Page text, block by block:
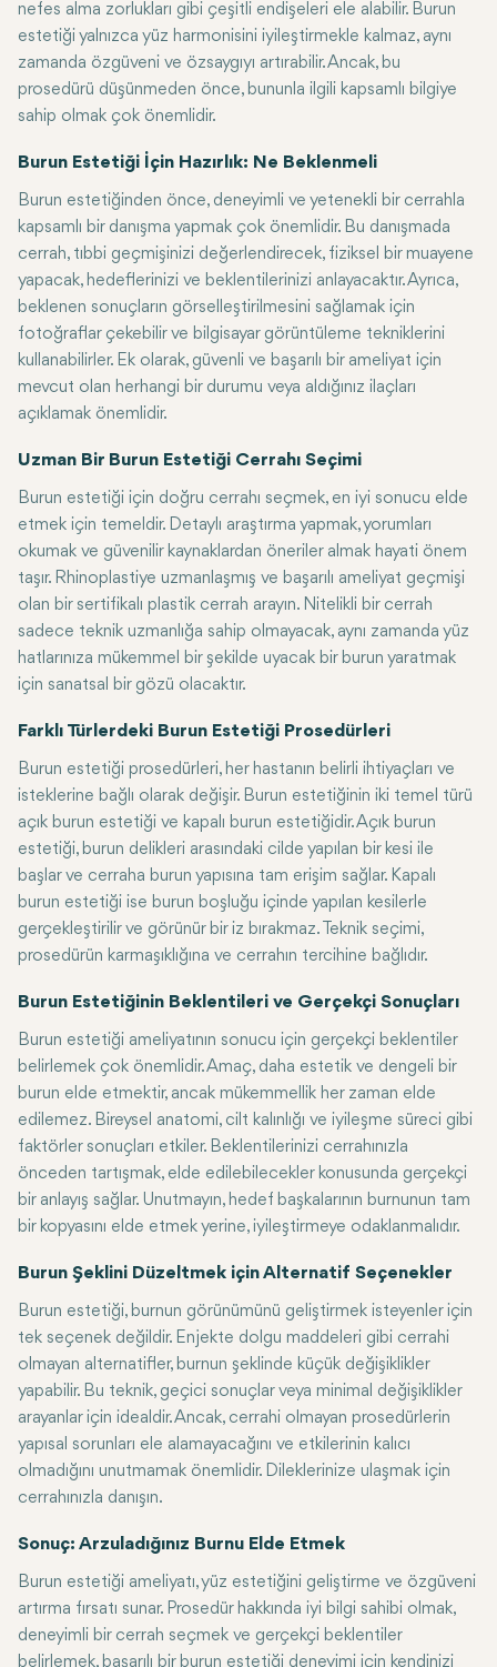
nefes alma zorlukları gibi çeşitli endişeleri ele alabilir. Burun
estetiği yalnızca yüz harmonisini iyileştirmekle kalmaz, aynı
zamanda özgüveni ve özsaygıyı artırabilir. Ancak, bu
prosedürü düşünmeden önce, bununla ilgili kapsamlı bilgiye
sahip olmak çok önemlidir.
Burun Estetiği İçin Hazırlık: Ne Beklenmeli
Burun estetiğinden önce, deneyimli ve yetenekli bir cerrahla
kapsamlı bir danışma yapmak çok önemlidir. Bu danışmada
cerrah, tıbbi geçmişinizi değerlendirecek, fiziksel bir muayene
yapacak, hedeflerinizi ve beklentilerinizi anlayacaktır. Ayrıca,
beklenen sonuçların görselleştirilmesini sağlamak için
fotoğraflar çekebilir ve bilgisayar görüntüleme tekniklerini
kullanabilirler. Ek olarak, güvenli ve başarılı bir ameliyat için
mevcut olan herhangi bir durumu veya aldığınız ilaçları
açıklamak önemlidir.
Uzman Bir Burun Estetiği Cerrahı Seçimi
Burun estetiği için doğru cerrahı seçmek, en iyi sonucu elde
etmek için temeldir. Detaylı araştırma yapmak, yorumları
okumak ve güvenilir kaynaklardan öneriler almak hayati önem
taşır. Rhinoplastiye uzmanlaşmış ve başarılı ameliyat geçmişi
olan bir sertifikalı plastik cerrah arayın. Nitelikli bir cerrah
sadece teknik uzmanlığa sahip olmayacak, aynı zamanda yüz
hatlarınıza mükemmel bir şekilde uyacak bir burun yaratmak
için sanatsal bir gözü olacaktır.
Farklı Türlerdeki Burun Estetiği Prosedürleri
Burun estetiği prosedürleri, her hastanın belirli ihtiyaçları ve
isteklerine bağlı olarak değişir. Burun estetiğinin iki temel türü
açık burun estetiği ve kapalı burun estetiğidir. Açık burun
estetiği, burun delikleri arasındaki cilde yapılan bir kesi ile
başlar ve cerraha burun yapısına tam erişim sağlar. Kapalı
burun estetiği ise burun boşluğu içinde yapılan kesilerle
gerçekleştirilir ve görünür bir iz bırakmaz. Teknik seçimi,
prosedürün karmaşıklığına ve cerrahın tercihine bağlıdır.
Burun Estetiğinin Beklentileri ve Gerçekçi Sonuçları
Burun estetiği ameliyatının sonucu için gerçekçi beklentiler
belirlemek çok önemlidir. Amaç, daha estetik ve dengeli bir
burun elde etmektir, ancak mükemmellik her zaman elde
edilemez. Bireysel anatomi, cilt kalınlığı ve iyileşme süreci gibi
faktörler sonuçları etkiler. Beklentilerinizi cerrahınızla
önceden tartışmak, elde edilebilecekler konusunda gerçekçi
bir anlayış sağlar. Unutmayın, hedef başkalarının burnunun tam
bir kopyasını elde etmek yerine, iyileştirmeye odaklanmalıdır.
Burun Şeklini Düzeltmek için Alternatif Seçenekler
Burun estetiği, burnun görünümünü geliştirmek isteyenler için
tek seçenek değildir. Enjekte dolgu maddeleri gibi cerrahi
olmayan alternatifler, burnun şeklinde küçük değişiklikler
yapabilir. Bu teknik, geçici sonuçlar veya minimal değişiklikler
arayanlar için idealdir. Ancak, cerrahi olmayan prosedürlerin
yapısal sorunları ele alamayacağını ve etkilerinin kalıcı
olmadığını unutmamak önemlidir. Dileklerinize ulaşmak için
cerrahınızla danışın.
Sonuç: Arzuladığınız Burnu Elde Etmek
Burun estetiği ameliyatı, yüz estetiğini geliştirme ve özgüveni
artırma fırsatı sunar. Prosedür hakkında iyi bilgi sahibi olmak,
deneyimli bir cerrah seçmek ve gerçekçi beklentiler
belirlemek, başarılı bir burun estetiği deneyimi için kendinizi